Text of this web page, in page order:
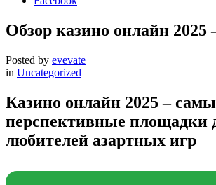
Обзор казино онлайн
Posted by evevate
in Uncategorized
Казино онлайн 2025 –
перспективные площадки
любителей азартных игр